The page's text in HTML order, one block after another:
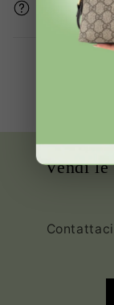
prodotto
Oltre
Vendi le